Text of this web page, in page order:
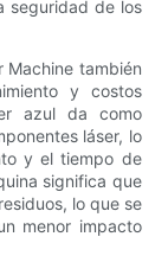
seguridad de los
Machine también
y costos
azul da como
láser, lo
y el tiempo de
significa que
lo que se
menor impacto